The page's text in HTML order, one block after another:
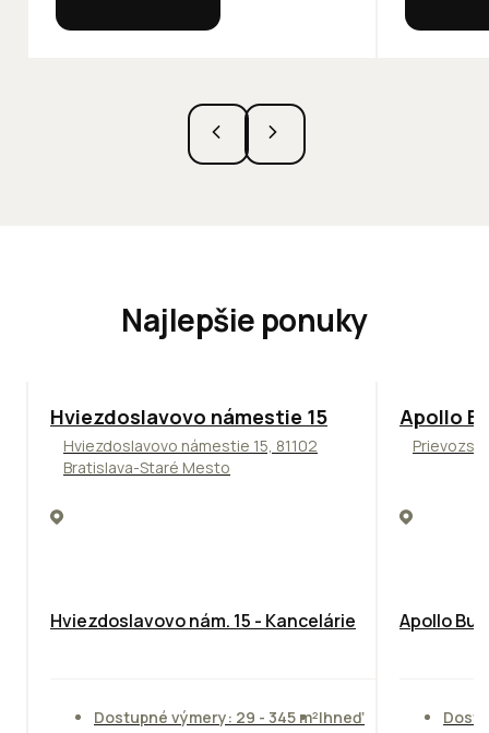
Najlepšie ponuky
ODPORÚČAME
Hviezdoslavovo námestie 15
Hviezdoslavovo námestie 15, 81102
Bratislava-Staré Mesto
Hviezdoslavovo nám. 15 - Kancelárie
Dostupné výmery: 29 - 345 m²Ihneď
TOP
Apollo
Apollo